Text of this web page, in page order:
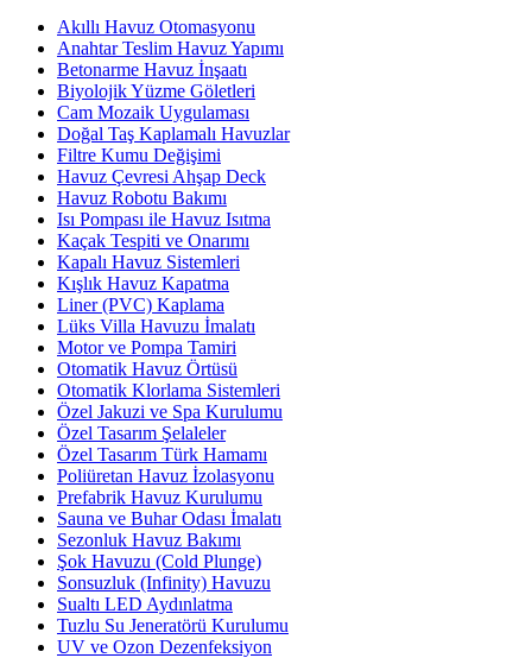
Akıllı Havuz Otomasyonu
Anahtar Teslim Havuz Yapımı
Betonarme Havuz İnşaatı
Biyolojik Yüzme Göletleri
Cam Mozaik Uygulaması
Doğal Taş Kaplamalı Havuzlar
Filtre Kumu Değişimi
Havuz Çevresi Ahşap Deck
Havuz Robotu Bakımı
Isı Pompası ile Havuz Isıtma
Kaçak Tespiti ve Onarımı
Kapalı Havuz Sistemleri
Kışlık Havuz Kapatma
Liner (PVC) Kaplama
Lüks Villa Havuzu İmalatı
Motor ve Pompa Tamiri
Otomatik Havuz Örtüsü
Otomatik Klorlama Sistemleri
Özel Jakuzi ve Spa Kurulumu
Özel Tasarım Şelaleler
Özel Tasarım Türk Hamamı
Poliüretan Havuz İzolasyonu
Prefabrik Havuz Kurulumu
Sauna ve Buhar Odası İmalatı
Sezonluk Havuz Bakımı
Şok Havuzu (Cold Plunge)
Sonsuzluk (Infinity) Havuzu
Sualtı LED Aydınlatma
Tuzlu Su Jeneratörü Kurulumu
UV ve Ozon Dezenfeksiyon